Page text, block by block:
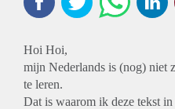
Hoi Hoi,
mijn Nederlands is (nog) niet
te leren.
Dat is waarom ik deze tekst